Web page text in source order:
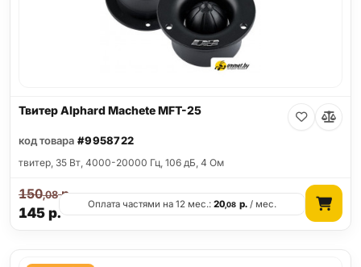
Твитер Alphard Machete MFT-25
код товара #9958722
твитер, 35 Вт, 4000-20000 Гц, 106 дБ, 4 Ом
145р.
150,08р.
Оплата частями на 12 мес.:20,08 р./ мес.